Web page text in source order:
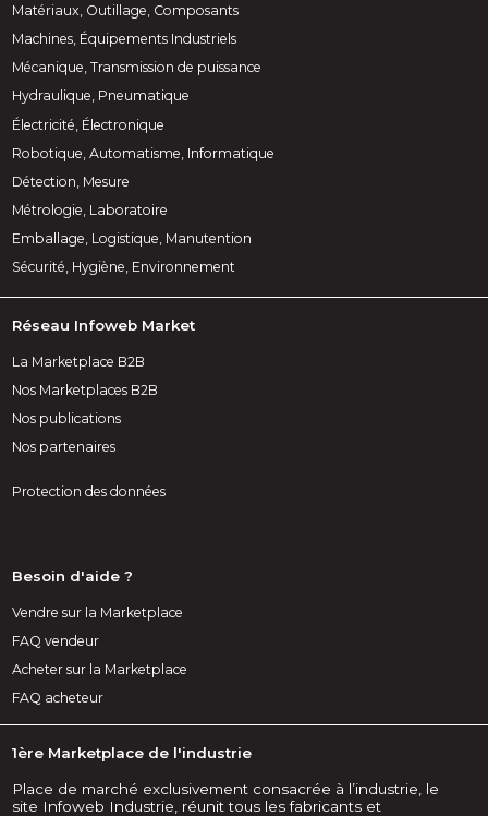
Matériaux, Outillage, Composants
Machines, Équipements Industriels
Mécanique, Transmission de puissance
Hydraulique, Pneumatique
Électricité, Électronique
Robotique, Automatisme, Informatique
Détection, Mesure
Métrologie, Laboratoire
Emballage, Logistique, Manutention
Sécurité, Hygiène, Environnement
Réseau Infoweb Market
La Marketplace B2B
Nos Marketplaces B2B
Nos publications
Nos partenaires
Protection des données
Besoin d'aide ?
Vendre sur la Marketplace
FAQ vendeur
Acheter sur la Marketplace
FAQ acheteur
1ère Marketplace de l'industrie
Place de marché exclusivement consacrée à l’industrie, le
site Infoweb Industrie, réunit tous les fabricants et